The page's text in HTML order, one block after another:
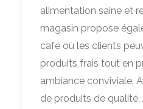
alimentation saine et
magasin propose
café où les clients
produits frais tout en
ambiance conviviale.
de produits de